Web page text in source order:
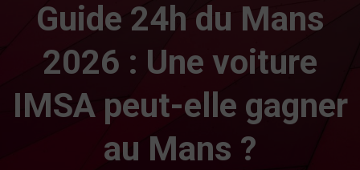
Guide 24h du Mans
2026 : Une voiture
IMSA peut-elle gagner
au Mans ?